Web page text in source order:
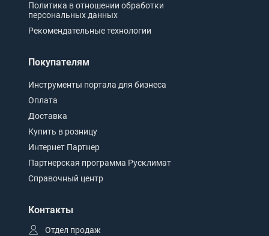
Политика в отношении обработки
персональных данных
Рекомендательные технологии
Покупателям
Инструменты портала для бизнеса
Оплата
Доставка
Купить в розницу
Интернет Партнер
Партнерская программа Русклимат
Справочный центр
Контакты
Отдел продаж